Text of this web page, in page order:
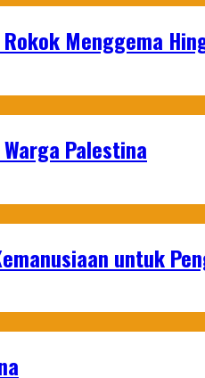
Menggema
Palestina
untuk